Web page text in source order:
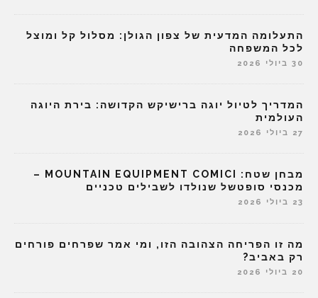
התעלומה המדעית של צפון הגולן: מסלול קל ומוצל
לכל המשפחה
30 ביולי 2026
המדריך לטיול יוגה ברישיקש הקדושה: בירת היוגה
העולמית
27 ביולי 2026
מבחן שטח: MOUNTAIN EQUIPMENT COMICI –
מכנסי סופטשל שנולדו לשבילים טכניים
23 ביולי 2026
מה זו הפריחה הצהובה הזו, ומי אמר שפרחים פורחים
רק באביב?
20 ביולי 2026